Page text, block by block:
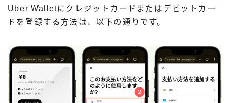
Uber Walletにクレジットカードまたはデビットカー
ドを登録する方法は、以下の通りです。